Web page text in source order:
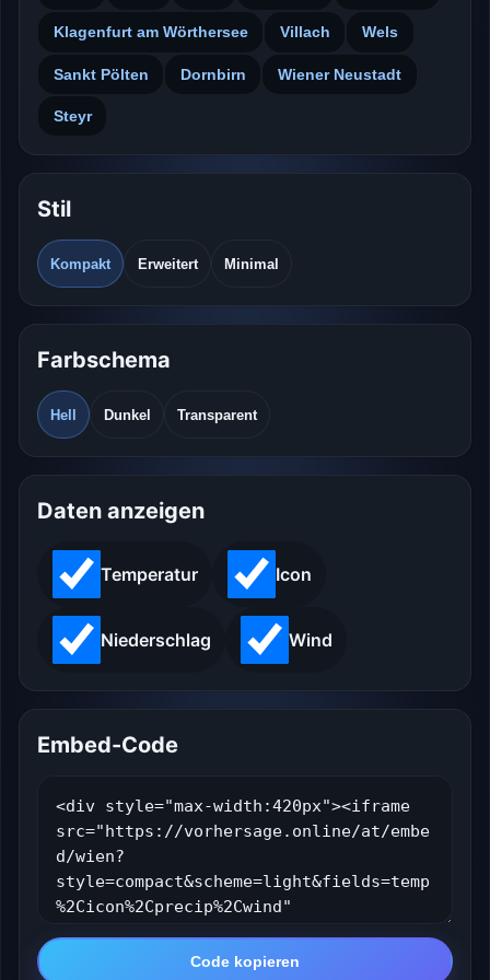
Klagenfurt am Wörthersee Villach Wels
Sankt Pölten Dornbirn Wiener Neustadt
Steyr
Stil
Kompakt Erweitert Minimal
Farbschema
Hell Dunkel Transparent
Daten anzeigen
Temperatur Icon
Niederschlag Wind
Embed-Code
Code kopieren